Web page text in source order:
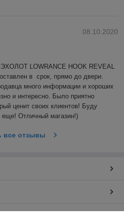
08.10.2020
LOWRANCE HOOK REVEAL
в  срок, прямо до двери.
много информации и хороших
и интересно. Было приятно
ценит своих клиентов! Буду
еще! Отличный магазин!)
все отзывы